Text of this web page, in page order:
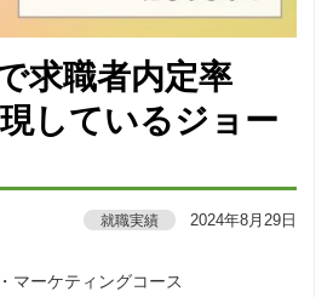
求職者内定率
しているジョー
就職実績 2024年8月29日
ーケティングコース